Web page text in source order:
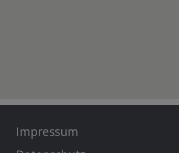
Impressum